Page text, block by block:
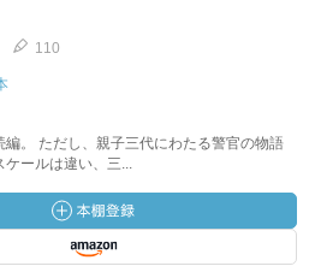
110
編。 ただし、親子三代にわたる警官の物語
ケールは違い、三...